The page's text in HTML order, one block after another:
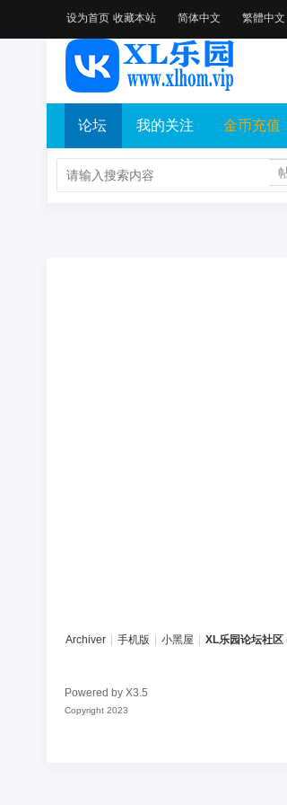
设为首页 收藏本站 简体中文 繁體中文
论坛 我的关注 金币充值
Archiver 手机版 小黑屋 XL乐园论坛社区
Powered by X3.5
Copyright 2023